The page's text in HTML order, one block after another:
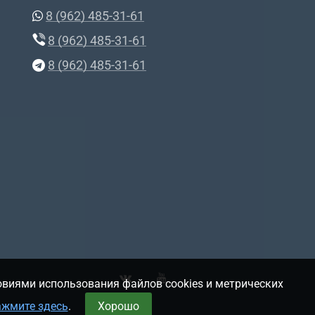
8 (962) 485-31-61
8 (962) 485-31-61
8 (962) 485-31-61
использования файлов cookies и метрических
здесь. Хорошо